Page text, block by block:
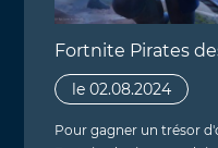
Fortnite Pirates
le 02.08.2024
Pour gagner un trésor